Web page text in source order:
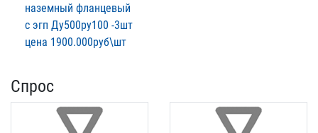
наземный фланцевый
с эгп Ду500ру100 -3шт
цена 1900.000руб\шт
Спрос